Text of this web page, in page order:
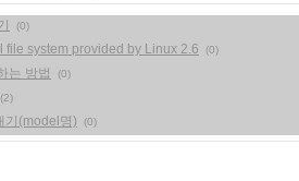
(0)
file system provided by Linux 2.6 (0)
는 방법 (0)
(2)
기(model명) (0)